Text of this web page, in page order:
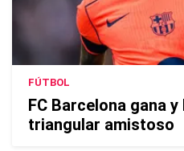
FÚTBOL
FC Barcelona gana
triangular amistoso